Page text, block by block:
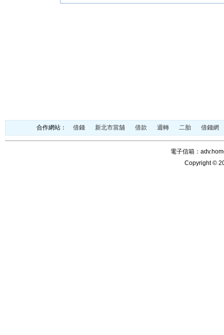
合作網站： 借錢 新北市當舖 借款 週轉 二胎 借錢網
電子信箱：
Copyright ©